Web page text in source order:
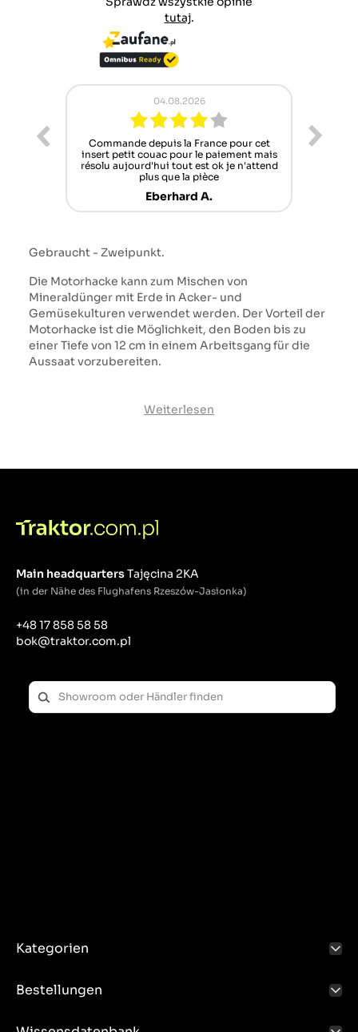
tutaj.
depuis la France pour cet
couac pour le paiement mais
tout est ok je n'attend
Pracownicy Zawsze chętni
lecz oferta części
szczuplejsza niestety
Gebraucht - Zweipunkt.
Die Motorhacke kann zum Mischen von
Mineraldünger mit Erde in Acker- und
Gemüsekulturen verwendet werden. Der Vorteil der
Motorhacke ist die Möglichkeit, den Boden bis zu
einer Tiefe von 12 cm in einem Arbeitsgang für die
Aussaat vorzubereiten.
Weiterlesen
Main headquartersTajęcina 2KA
(in der Nähe des Flughafens Rzeszów-Jasionka)
+48 17 858 58 58
bok@traktor.com.pl
Kategorien
Bestellungen